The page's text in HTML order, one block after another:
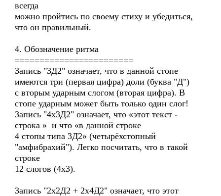
всегда
можно пройтись по своему стиху и убедиться,
что он правильный.
4. Обозначение ритма
========================
Запись "3Д2" означает, что в данной стопе
имеются три (первая цифра) доли (буква "Д")
с вторым ударным слогом (вторая цифра). В
стопе ударным может быть только один слог!
Запись "4х3Д2" означает, что «этот текст -
строка » и что «в данной строке
4 стопы типа 3Д2» (четырёхстопный
"амфибрахий"). Легко посчитать, что в такой
строке
12 слогов (4х3).
Запись "2х2Д2 + 2х4Д2" означает, что этот